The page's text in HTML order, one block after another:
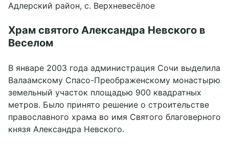
Адлерский район, с. Верхневесёлое
Храм святого Александра Невского в
Веселом
В январе 2003 года администрация Сочи выделила
Валаамскому Спасо-Преображенскому монастырю
земельный участок площадью 900 квадратных
метров. Было принято решение о строительстве
православного храма во имя Святого благоверного
князя Александра Невского.